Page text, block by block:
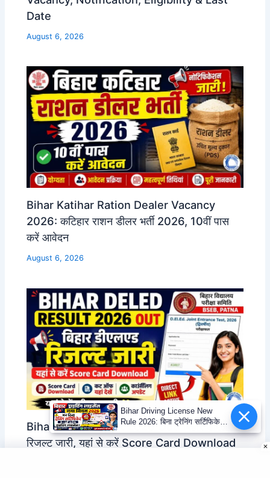
Date
August 6, 2026
Bihar Katihar Ration Dealer Vacancy
2026: कटिहार राशन डीलर भर्ती 2026, 10वीं पास
करें आवेदन
August 6, 2026
Bihar DElEd Result 2026 Out: बिहार डीएलएड
रिजल्ट जारी, यहां से करें Score Card Download
Bihar Driving License New
Rule 2026: बिना ट्रेनिंग सर्टिफिकेट
नहीं बनेगा DL